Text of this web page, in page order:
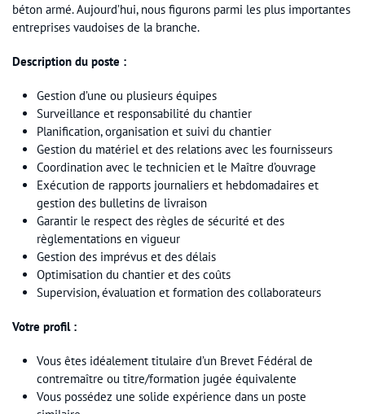
béton armé. Aujourd’hui, nous figurons parmi les plus importantes
entreprises vaudoises de la branche.
Description du poste :
Gestion d’une ou plusieurs équipes
Surveillance et responsabilité du chantier
Planification, organisation et suivi du chantier
Gestion du matériel et des relations avec les fournisseurs
Coordination avec le technicien et le Maître d’ouvrage
Exécution de rapports journaliers et hebdomadaires et
gestion des bulletins de livraison
Garantir le respect des règles de sécurité et des
règlementations en vigueur
Gestion des imprévus et des délais
Optimisation du chantier et des coûts
Supervision, évaluation et formation des collaborateurs
Votre profil :
Vous êtes idéalement titulaire d’un Brevet Fédéral de
contremaître ou titre/formation jugée équivalente
Vous possédez une solide expérience dans un poste